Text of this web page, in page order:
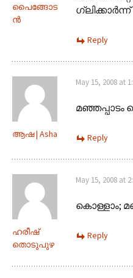
പൈങ്ങോട
ന്‍
ഗ്ലിക്കാര്‍ന്ന്
Reply
ആഷ | Asha
May 15, 2008 at
Reply
ഹരീഷ്
തൊടുപുഴ
May 15, 2008 at
കൊള്ളാം;
Reply